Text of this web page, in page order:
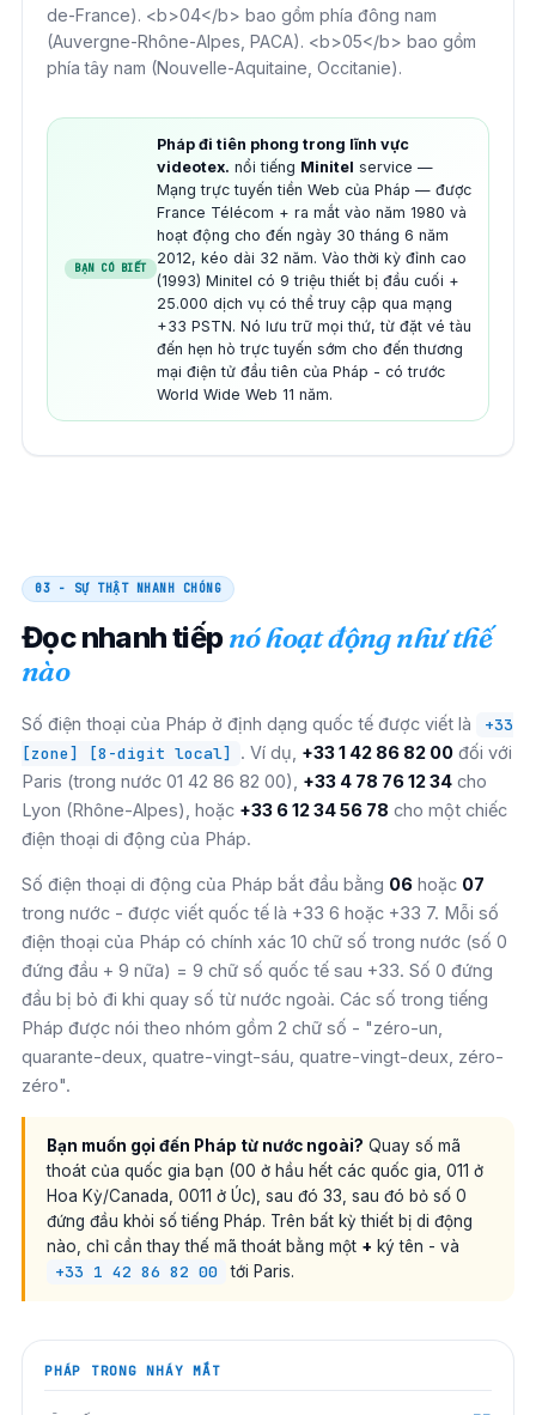
de-France). <b>04</b> bao gồm phía đông nam
(Auvergne-Rhône-Alpes, PACA). <b>05</b> bao gồm
phía tây nam (Nouvelle-Aquitaine, Occitanie).
BẠN CÓ BIẾT
Pháp đi tiên phong trong lĩnh vực
videotex. nổi tiếng Minitel service —
Mạng trực tuyến tiền Web của Pháp — được
France Télécom + ra mắt vào năm 1980 và
hoạt động cho đến ngày 30 tháng 6 năm
2012, kéo dài 32 năm. Vào thời kỳ đỉnh cao
(1993) Minitel có 9 triệu thiết bị đầu cuối +
25.000 dịch vụ có thể truy cập qua mạng
+33 PSTN. Nó lưu trữ mọi thứ, từ đặt vé tàu
đến hẹn hò trực tuyến sớm cho đến thương
mại điện tử đầu tiên của Pháp - có trước
World Wide Web 11 năm.
03 - SỰ THẬT NHANH CHÓNG
Đọc nhanh tiếpnó hoạt động như thế
nào
Số điện thoại của Pháp ở định dạng quốc tế được viết là
+33
[zone] [8-digit local]
. Ví dụ, +33 1 42 86 82 00 đối với
Paris (trong nước 01 42 86 82 00), +33 4 78 76 12 34 cho
Lyon (Rhône-Alpes), hoặc +33 6 12 34 56 78 cho một chiếc
điện thoại di động của Pháp.
Số điện thoại di động của Pháp bắt đầu bằng 06 hoặc 07
trong nước - được viết quốc tế là +33 6 hoặc +33 7. Mỗi số
điện thoại của Pháp có chính xác 10 chữ số trong nước (số 0
đứng đầu + 9 nữa) = 9 chữ số quốc tế sau +33. Số 0 đứng
đầu bị bỏ đi khi quay số từ nước ngoài. Các số trong tiếng
Pháp được nói theo nhóm gồm 2 chữ số - "zéro-un,
quarante-deux, quatre-vingt-sáu, quatre-vingt-deux, zéro-
zéro".
Bạn muốn gọi đến Pháp từ nước ngoài? Quay số mã
thoát của quốc gia bạn (00 ở hầu hết các quốc gia, 011 ở
Hoa Kỳ/Canada, 0011 ở Úc), sau đó 33, sau đó bỏ số 0
đứng đầu khỏi số tiếng Pháp. Trên bất kỳ thiết bị di động
nào, chỉ cần thay thế mã thoát bằng một + ký tên - và
+33 1 42 86 82 00 tới Paris.
PHÁP TRONG NHÁY MẮT